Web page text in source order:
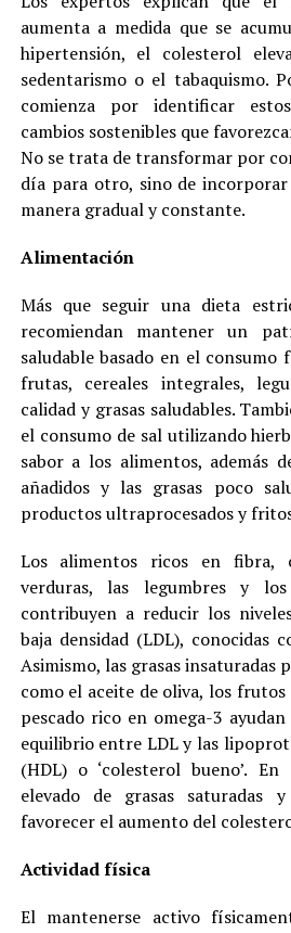
aumenta a medida que se
hipertensión, el colesterol
sedentarismo o el tabaquismo.
comienza por identificar
cambios sostenibles que
No se trata de transformar por
día para otro, sino de incorporar
manera gradual y constante.
Alimentación
Más que seguir una dieta
recomiendan mantener un
saludable basado en el consumo
frutas, cereales integrales,
calidad y grasas saludables.
el consumo de sal utilizando
sabor a los alimentos, además
añadidos y las grasas poco
productos ultraprocesados y
Los alimentos ricos en fibra,
verduras, las legumbres y los
contribuyen a reducir los
baja densidad (LDL), conocidas
Asimismo, las grasas insaturadas
como el aceite de oliva, los frutos
pescado rico en omega-3
equilibrio entre LDL y las
(HDL) o ‘colesterol bueno’.
elevado de grasas saturadas
favorecer el aumento del
Actividad física
El mantenerse activo